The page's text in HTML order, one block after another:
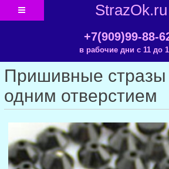
StrazOk.ru
+7(909)99-88-
в рабочие дни с 11 до
Пришивные стразы
одним отверстием